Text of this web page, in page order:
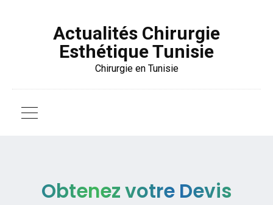
Actualités Chirurgie
Esthétique Tunisie
Chirurgie en Tunisie
Obtenez votre Devis